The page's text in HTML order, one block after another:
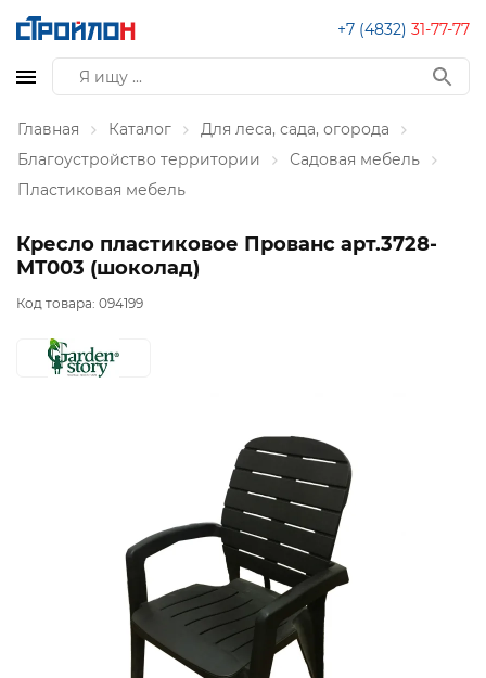
+7 (4832) 31-77-77
Главная Каталог
Для леса, сада, огорода
Благоустройство территории
Садовая мебель
Пластиковая мебель
Кресло пластиковое Прованс арт.3728-
МТ003 (шоколад)
Код товара: 094199